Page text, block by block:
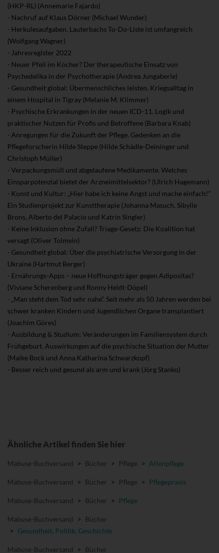
(HKP-RL) (Annemarie Fajardo)
- Nachruf auf Klaus Dörner (Michael Wunder)
- Herkulesaufgaben. Lauterbachs To-Do-Liste ist umfangreich
(Wolfgang Wagner)
- Jahresregister 2022
- Neuer Pfeil im Köcher? Der therapeutische Einsatz von
Psychedelika in der Psychotherapie (Andrea Jungaberle)
- Gesundheit global: Übermenschliches leisten. Kriegsalltag in
einem Hospital in Tigray (Melanie M. Klimmer)
- Psychische Erkrankungen in der neuen ICD-11. Logik und
praktischer Nutzen für Profis und Betroffene (Barbara Knab)
- Anregungen für die Zukunft der Pflege. Gedenken an die
Pflegeforscherin Hilde Steppe (Hilde Schädle-Deininger und
Christoph Müller)
- Verpackungsmüll und abgelaufene Medikamente. Welches
Einsparpotenzial bietet der Arzneimittelsektor? (Ulrich Hagemann)
- Kunst und Kultur: „Hier habe ich keine Angst und mache einfach!“
Ein Studienprojekt zur Kunsttherapie (Johanna Masuch, Sibylle
Brons, Alberto del Palacio und Katrin Singler)
- Keine Inklusion ohne Zufall? Triage-Gesetz: Die Koalition hat
versagt (Oliver Tolmein)
- Gesundheit global: Über die psychiatrische Versorgung in der
Ukraine (Hartmut Berger)
- Ernährungs-Apps – neue Hoffnungsträger gegen Adipositas?
(Viviane Scherenberg und Ronny Heldt-Döpel)
- „Man steht dem Tod sehr nahe“. Seit mehr als 50 Jahren werden bei
schwer kranken Kindern und Jugendlichen Organe transplantiert
(Joachim Göres)
- Ausbildung & Studium: Veränderungen im Familiensystem durch
Frühgeburt. Auswirkungen auf die psychische Situation der Mutter
(Maike Bock und Anna Katharina Schwarzkopf)
- Besser reich und gesund als arm und krank (Jörg Stanko)
Ähnliche Artikel finden Sie hier
Mabuse-Buchversand > Bücher > Pflege > Altenpflege
Mabuse-Buchversand > Bücher > Pflege > Pflegepraxis
Mabuse-Buchversand > Bücher > Pflege
Mabuse-Buchversand > Bücher
> Gesundheit, Politik, Geschichte
Mabuse-Buchversand > Bücher